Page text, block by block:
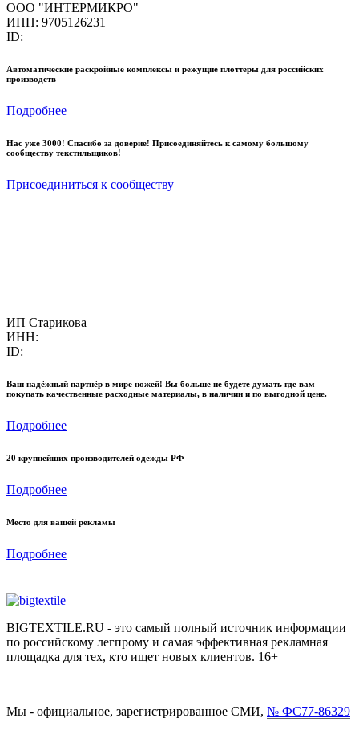
ООО "ИНТЕРМИКРО"
ИНН: 9705126231
ID:
Автоматические раскройные комплексы и режущие плоттеры для российских
производств
Подробнее
Нас уже 3000! Спасибо за доверие! Присоединяйтесь к самому большому
сообществу текстильщиков!
Присоединиться к сообществу
ИП Старикова
ИНН:
ID:
Ваш надёжный партнёр в мире ножей! Вы больше не будете думать где вам
покупать качественные расходные материалы, в наличии и по выгодной цене.
Подробнее
20 крупнейших производителей одежды РФ
Подробнее
Место для вашей рекламы
Подробнее
BIGTEXTILE.RU - это самый полный источник информации
по российскому легпрому и самая эффективная рекламная
площадка для тех, кто ищет новых клиентов. 16+
Мы - официальное, зарегистрированное СМИ, № ФС77-86329